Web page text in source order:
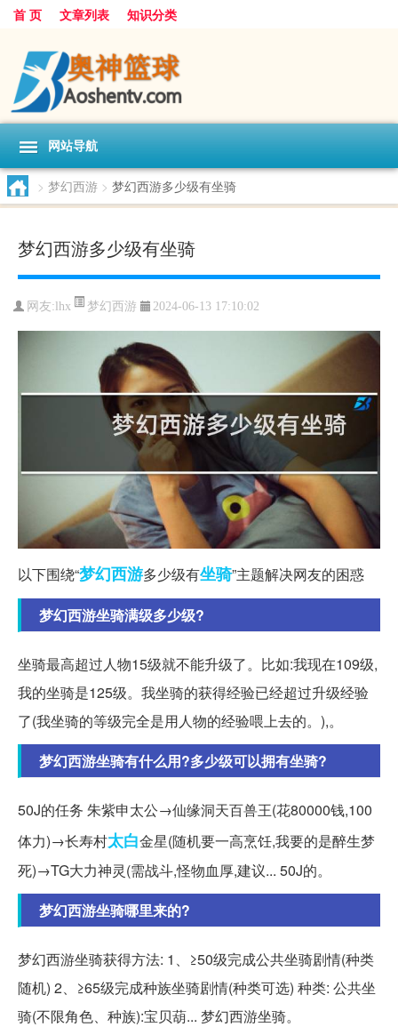
首 页 文章列表 知识分类
网站导航
> 梦幻西游 > 梦幻西游多少级有坐骑
梦幻西游多少级有坐骑
网友:lhx 梦幻西游 2024-06-13 17:10:02
以下围绕“梦幻西游多少级有坐骑”主题解决网友的困惑
梦幻西游坐骑满级多少级?
坐骑最高超过人物15级就不能升级了。比如:我现在109级,
我的坐骑是125级。我坐骑的获得经验已经超过升级经验
了(我坐骑的等级完全是用人物的经验喂上去的。),。
梦幻西游坐骑有什么用?多少级可以拥有坐骑?
50J的任务 朱紫申太公→仙缘洞天百兽王(花80000钱,100
体力)→长寿村太白金星(随机要一高烹饪,我要的是醉生梦
死)→TG大力神灵(需战斗,怪物血厚,建议... 50J的。
梦幻西游坐骑哪里来的?
梦幻西游坐骑获得方法: 1、≥50级完成公共坐骑剧情(种类
随机) 2、≥65级完成种族坐骑剧情(种类可选) 种类: 公共坐
骑(不限角色、种族):宝贝葫... 梦幻西游坐骑。